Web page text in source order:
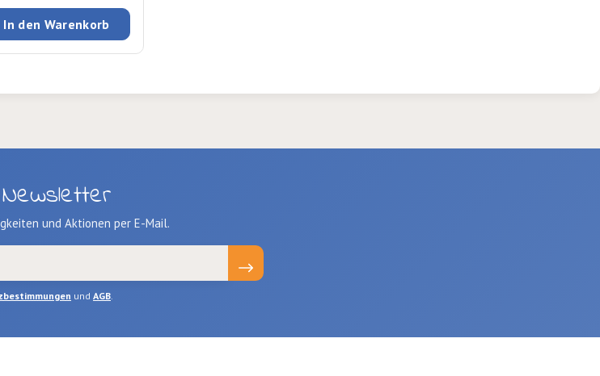
In den Warenkorb
Newsletter
und Aktionen per E-Mail.
und AGB.